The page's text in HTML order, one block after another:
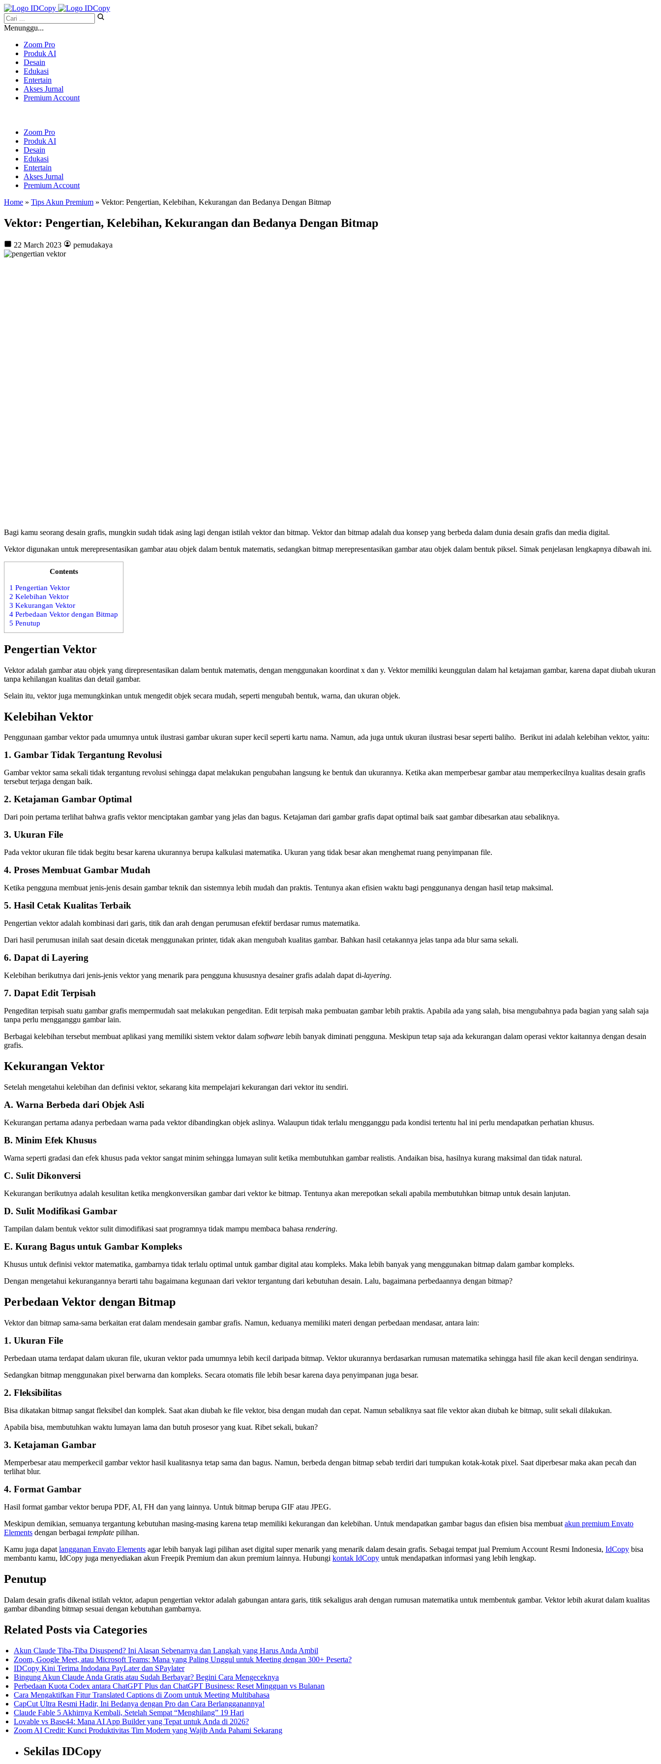
Menunggu...
Zoom Pro
Produk AI
Desain
Edukasi
Entertain
Akses Jurnal
Premium Account
Zoom Pro
Produk AI
Desain
Edukasi
Entertain
Akses Jurnal
Premium Account
Home » Tips Akun Premium » Vektor: Pengertian, Kelebihan, Kekurangan dan Bedanya Dengan Bitmap
Vektor: Pengertian, Kelebihan, Kekurangan dan Bedanya Dengan Bitmap
22 March 2023 pemudakaya
Bagi kamu seorang desain grafis, mungkin sudah tidak asing lagi dengan istilah vektor dan bitmap. Vektor dan bitmap adalah dua konsep yang berbeda dalam dunia desain grafis dan media digital.
Vektor digunakan untuk merepresentasikan gambar atau objek dalam bentuk matematis, sedangkan bitmap merepresentasikan gambar atau objek dalam bentuk piksel. Simak penjelasan lengkapnya dibawah ini.
Contents
1 Pengertian Vektor
2 Kelebihan Vektor
3 Kekurangan Vektor
4 Perbedaan Vektor dengan Bitmap
5 Penutup
Pengertian Vektor
Vektor adalah gambar atau objek yang direpresentasikan dalam bentuk matematis, dengan menggunakan koordinat x dan y. Vektor memiliki keunggulan dalam hal ketajaman gambar, karena dapat diubah ukuran
tanpa kehilangan kualitas dan detail gambar.
Selain itu, vektor juga memungkinkan untuk mengedit objek secara mudah, seperti mengubah bentuk, warna, dan ukuran objek.
Kelebihan Vektor
Penggunaan gambar vektor pada umumnya untuk ilustrasi gambar ukuran super kecil seperti kartu nama. Namun, ada juga untuk ukuran ilustrasi besar seperti baliho. Berikut ini adalah kelebihan vektor, yaitu:
1. Gambar Tidak Tergantung Revolusi
Gambar vektor sama sekali tidak tergantung revolusi sehingga dapat melakukan pengubahan langsung ke bentuk dan ukurannya. Ketika akan memperbesar gambar atau memperkecilnya kualitas desain grafis
tersebut terjaga dengan baik.
2. Ketajaman Gambar Optimal
Dari poin pertama terlihat bahwa grafis vektor menciptakan gambar yang jelas dan bagus. Ketajaman dari gambar grafis dapat optimal baik saat gambar dibesarkan atau sebaliknya.
3. Ukuran File
Pada vektor ukuran file tidak begitu besar karena ukurannya berupa kalkulasi matematika. Ukuran yang tidak besar akan menghemat ruang penyimpanan file.
4. Proses Membuat Gambar Mudah
Ketika pengguna membuat jenis-jenis desain gambar teknik dan sistemnya lebih mudah dan praktis. Tentunya akan efisien waktu bagi penggunanya dengan hasil tetap maksimal.
5. Hasil Cetak Kualitas Terbaik
Pengertian vektor adalah kombinasi dari garis, titik dan arah dengan perumusan efektif berdasar rumus matematika.
Dari hasil perumusan inilah saat desain dicetak menggunakan printer, tidak akan mengubah kualitas gambar. Bahkan hasil cetakannya jelas tanpa ada blur sama sekali.
6. Dapat di Layering
Kelebihan berikutnya dari jenis-jenis vektor yang menarik para pengguna khususnya desainer grafis adalah dapat di-layering.
7. Dapat Edit Terpisah
Pengeditan terpisah suatu gambar grafis mempermudah saat melakukan pengeditan. Edit terpisah maka pembuatan gambar lebih praktis. Apabila ada yang salah, bisa mengubahnya pada bagian yang salah saja
tanpa perlu mengganggu gambar lain.
Berbagai kelebihan tersebut membuat aplikasi yang memiliki sistem vektor dalam software lebih banyak diminati pengguna. Meskipun tetap saja ada kekurangan dalam operasi vektor kaitannya dengan desain
grafis.
Kekurangan Vektor
Setelah mengetahui kelebihan dan definisi vektor, sekarang kita mempelajari kekurangan dari vektor itu sendiri.
A. Warna Berbeda dari Objek Asli
Kekurangan pertama adanya perbedaan warna pada vektor dibandingkan objek aslinya. Walaupun tidak terlalu mengganggu pada kondisi tertentu hal ini perlu mendapatkan perhatian khusus.
B. Minim Efek Khusus
Warna seperti gradasi dan efek khusus pada vektor sangat minim sehingga lumayan sulit ketika membutuhkan gambar realistis. Andaikan bisa, hasilnya kurang maksimal dan tidak natural.
C. Sulit Dikonversi
Kekurangan berikutnya adalah kesulitan ketika mengkonversikan gambar dari vektor ke bitmap. Tentunya akan merepotkan sekali apabila membutuhkan bitmap untuk desain lanjutan.
D. Sulit Modifikasi Gambar
Tampilan dalam bentuk vektor sulit dimodifikasi saat programnya tidak mampu membaca bahasa rendering.
E. Kurang Bagus untuk Gambar Kompleks
Khusus untuk definisi vektor matematika, gambarnya tidak terlalu optimal untuk gambar digital atau kompleks. Maka lebih banyak yang menggunakan bitmap dalam gambar kompleks.
Dengan mengetahui kekurangannya berarti tahu bagaimana kegunaan dari vektor tergantung dari kebutuhan desain. Lalu, bagaimana perbedaannya dengan bitmap?
Perbedaan Vektor dengan Bitmap
Vektor dan bitmap sama-sama berkaitan erat dalam mendesain gambar grafis. Namun, keduanya memiliki materi dengan perbedaan mendasar, antara lain:
1. Ukuran File
Perbedaan utama terdapat dalam ukuran file, ukuran vektor pada umumnya lebih kecil daripada bitmap. Vektor ukurannya berdasarkan rumusan matematika sehingga hasil file akan kecil dengan sendirinya.
Sedangkan bitmap menggunakan pixel berwarna dan kompleks. Secara otomatis file lebih besar karena daya penyimpanan juga besar.
2. Fleksibilitas
Bisa dikatakan bitmap sangat fleksibel dan komplek. Saat akan diubah ke file vektor, bisa dengan mudah dan cepat. Namun sebaliknya saat file vektor akan diubah ke bitmap, sulit sekali dilakukan.
Apabila bisa, membutuhkan waktu lumayan lama dan butuh prosesor yang kuat. Ribet sekali, bukan?
3. Ketajaman Gambar
Memperbesar atau memperkecil gambar vektor hasil kualitasnya tetap sama dan bagus. Namun, berbeda dengan bitmap sebab terdiri dari tumpukan kotak-kotak pixel. Saat diperbesar maka akan pecah dan
terlihat blur.
4. Format Gambar
Hasil format gambar vektor berupa PDF, AI, FH dan yang lainnya. Untuk bitmap berupa GIF atau JPEG.
Meskipun demikian, semuanya tergantung kebutuhan masing-masing karena tetap memiliki kekurangan dan kelebihan. Untuk mendapatkan gambar bagus dan efisien bisa membuat akun premium Envato
Elements dengan berbagai template pilihan.
Kamu juga dapat langganan Envato Elements agar lebih banyak lagi pilihan aset digital super menarik yang menarik dalam desain grafis. Sebagai tempat jual Premium Account Resmi Indonesia, IdCopy bisa
membantu kamu, IdCopy juga menyediakan akun Freepik Premium dan akun premium lainnya. Hubungi kontak IdCopy untuk mendapatkan informasi yang lebih lengkap.
Penutup
Dalam desain grafis dikenal istilah vektor, adapun pengertian vektor adalah gabungan antara garis, titik sekaligus arah dengan rumusan matematika untuk membentuk gambar. Vektor lebih akurat dalam kualitas
gambar dibanding bitmap sesuai dengan kebutuhan gambarnya.
Related Posts via Categories
Akun Claude Tiba-Tiba Disuspend? Ini Alasan Sebenarnya dan Langkah yang Harus Anda Ambil
Zoom, Google Meet, atau Microsoft Teams: Mana yang Paling Unggul untuk Meeting dengan 300+ Peserta?
IDCopy Kini Terima Indodana PayLater dan SPaylater
Bingung Akun Claude Anda Gratis atau Sudah Berbayar? Begini Cara Mengeceknya
Perbedaan Kuota Codex antara ChatGPT Plus dan ChatGPT Business: Reset Mingguan vs Bulanan
Cara Mengaktifkan Fitur Translated Captions di Zoom untuk Meeting Multibahasa
CapCut Ultra Resmi Hadir, Ini Bedanya dengan Pro dan Cara Berlangganannya!
Claude Fable 5 Akhirnya Kembali, Setelah Sempat “Menghilang” 19 Hari
Lovable vs Base44: Mana AI App Builder yang Tepat untuk Anda di 2026?
Zoom AI Credit: Kunci Produktivitas Tim Modern yang Wajib Anda Pahami Sekarang
Sekilas IDCopy